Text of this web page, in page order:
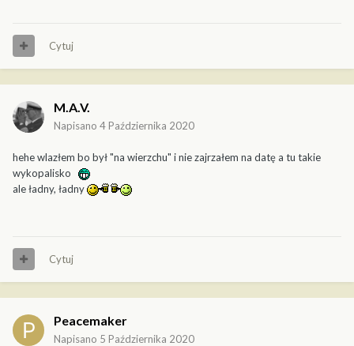
Cytuj
M.A.V.
Napisano 4 Października 2020
hehe wlazłem bo był "na wierzchu" i nie zajrzałem na datę a tu takie
wykopalisko
ale ładny, ładny
Cytuj
Peacemaker
Napisano 5 Października 2020